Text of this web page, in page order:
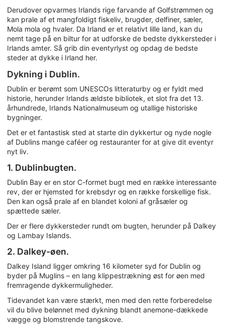
Derudover opvarmes Irlands rige farvande af Golfstrømmen og
kan prale af et mangfoldigt fiskeliv, brugder, delfiner, sæler,
Mola mola og hvaler. Da Irland er et relativt lille land, kan du
nemt tage på en biltur for at udforske de bedste dykkersteder i
Irlands amter. Så grib din eventyrlyst og opdag de bedste
steder at dykke i Irland her.
Dykning i Dublin.
Dublin er berømt som UNESCOs litteraturby og er fyldt med
historie, herunder Irlands ældste bibliotek, et slot fra det 13.
århundrede, Irlands Nationalmuseum og utallige historiske
bygninger.
Det er et fantastisk sted at starte din dykkertur og nyde nogle
af Dublins mange caféer og restauranter for at give dit eventyr
nyt liv.
1. Dublinbugten.
Dublin Bay er en stor C-formet bugt med en række interessante
rev, der er hjemsted for krebsdyr og en række forskellige fisk.
Den kan også prale af en blandet koloni af gråsæler og
spættede sæler.
Der er flere dykkersteder rundt om bugten, herunder på Dalkey
og Lambay Islands.
2. Dalkey-øen.
Dalkey Island ligger omkring 16 kilometer syd for Dublin og
byder på Muglins – en lang klippestrækning øst for øen med
fremragende dykkermuligheder.
Tidevandet kan være stærkt, men med den rette forberedelse
vil du blive belønnet med dykning blandt anemone-dækkede
vægge og blomstrende tangskove.